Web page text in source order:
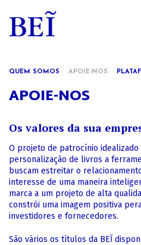
LOGIN/
QUEM SOMOS APOIE-NOS
APOIE-NOS
Os valores da sua
O projeto de patrocínio idealizado
personalização de livros a
buscam estreitar o
interesse de uma maneira
marca a um projeto de alta
constrói uma imagem positiva
investidores e fornecedores.
São vários os títulos da BEĨ